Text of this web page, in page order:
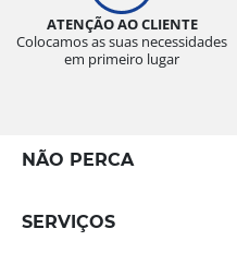
ATENÇÃO AO CLIENTE
Colocamos as suas necessidades
em primeiro lugar
NÃO PERCA
SERVIÇOS